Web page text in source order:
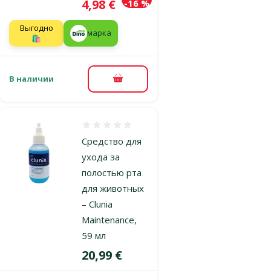
Цена
4,98 € -16 %
Выгодно
🛍️
марка
В наличии В корзину
Средство для
ухода за
полостью рта
для животных
– Clunia
Maintenance,
59 мл
Цена
20,99 €